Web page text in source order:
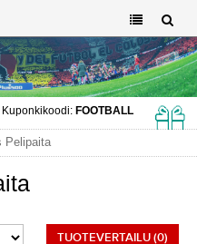
Kuponkikoodi: FOOTBALL
Pelipaita
TUOTEVERTAILU (0)